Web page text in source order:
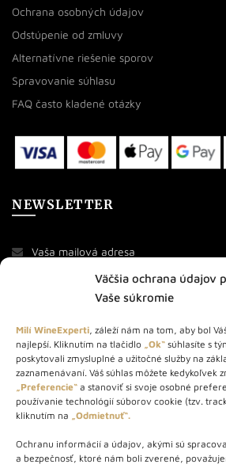
Väčšia ochrana údajov
Vaše súkromie
Milí WineExperti, záleží nám na tom, aby bol
najlepší. Kliknutím na tlačidlo „Ok“ súhlasíte s
poskytovali zmysluplné a užitočné služby na
zaznamenávaní. Váš súhlas môžete kedykoľvek
„Preferencie“ a stanoviť si svoje osobné
používanie technológií súborov cookie (tzv.
kliknutím na „Odmietnuť“.
Ochranu informácií a údajov, akými sú
a bezpečnosť, ktoré nám boli zverené,
Ochrana osobných údajov
Odstúpenie od zmluvy
Alternatívne riešenie sporov
Spravovanie súhlasu
FAQ často kladené otázky
NEWSLETTER
O NÁS
STORE – obchod s vínom a destilátmi od
webovej stránke predávame viac ako
produktov.
Info tel.: +421 917 779 888